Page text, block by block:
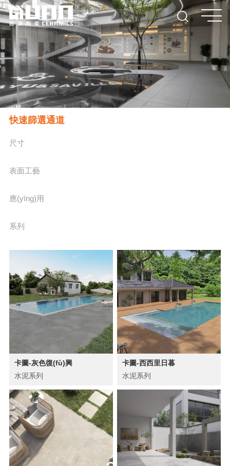
快速篩選通道
尺寸
表面工藝
應(yīng)用
系列
卡圖-灰色復(fù)興
水泥系列
卡圖-西西里日暮
水泥系列